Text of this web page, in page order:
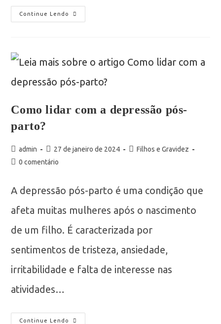
Continue Lendo
Como lidar com a depressão pós-
parto?
admin 27 de janeiro de 2024
Filhos e Gravidez
0 comentário
A depressão pós-parto é uma condição que
afeta muitas mulheres após o nascimento
de um filho. É caracterizada por
sentimentos de tristeza, ansiedade,
irritabilidade e falta de interesse nas
atividades…
Continue Lendo